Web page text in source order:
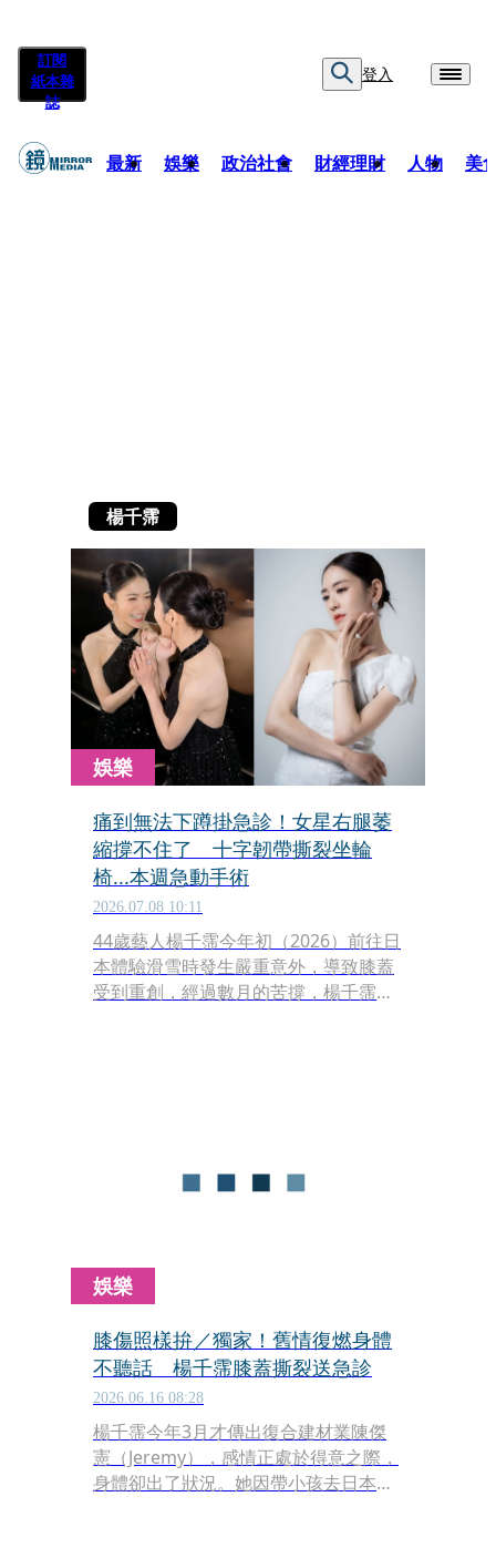
訂閱
紙本雜
誌
登入
最新 娛樂 政治社會 財經理財 人物 美
楊千霈
娛樂
痛到無法下蹲掛急診！女星右腿萎
縮撐不住了 十字韌帶撕裂坐輪
椅...本週急動手術
2026.07.08 10:11
44歲藝人楊千霈今年初（2026）前往日
本體驗滑雪時發生嚴重意外，導致膝蓋
受到重創，經過數月的苦撐，楊千霈的
娛樂
膝傷照樣拚／獨家！舊情復燃身體
不聽話 楊千霈膝蓋撕裂送急診
2026.06.16 08:28
楊千霈今年3月才傳出復合建材業陳傑
憲（Jeremy），感情正處於得意之際，
身體卻出了狀況。她因帶小孩去日本滑